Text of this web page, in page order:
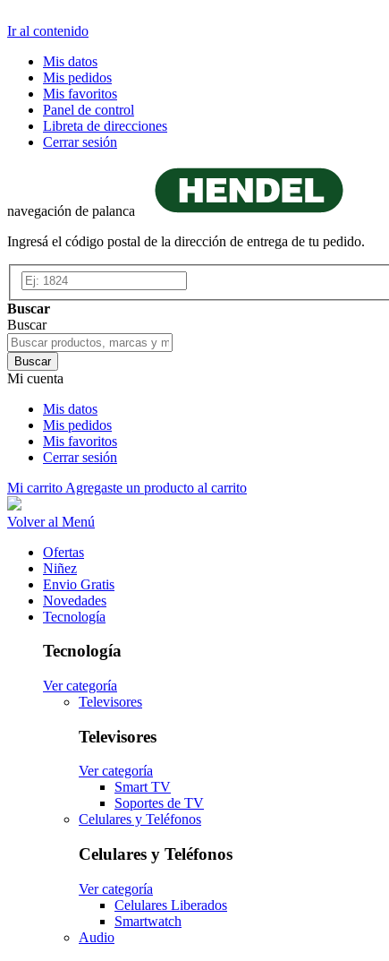
Ir al contenido
Mis datos
Mis pedidos
Mis favoritos
Panel de control
Libreta de direcciones
Cerrar sesión
navegación de palanca
Ingresá el código postal de la dirección de entrega de tu pedido.
Buscar
Buscar
Buscar
Mi cuenta
Mis datos
Mis pedidos
Mis favoritos
Cerrar sesión
Mi carrito Agregaste un producto al carrito
Volver al Menú
Ofertas
Niñez
Envio Gratis
Novedades
Tecnología
Tecnología
Ver categoría
Televisores
Televisores
Ver categoría
Smart TV
Soportes de TV
Celulares y Teléfonos
Celulares y Teléfonos
Ver categoría
Celulares Liberados
Smartwatch
Audio